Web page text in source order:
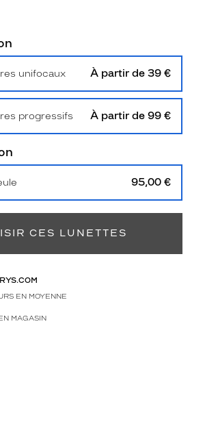
unifocaux À partir de 39 €
progressifs À partir de 99 €
95,00 €
CES LUNETTES
EN MOYENNE
MAGASIN